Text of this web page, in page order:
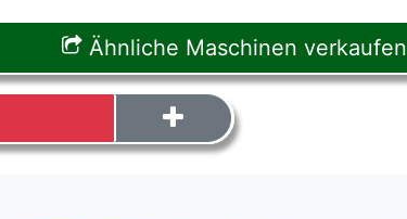
Ähnliche Maschinen verkaufen